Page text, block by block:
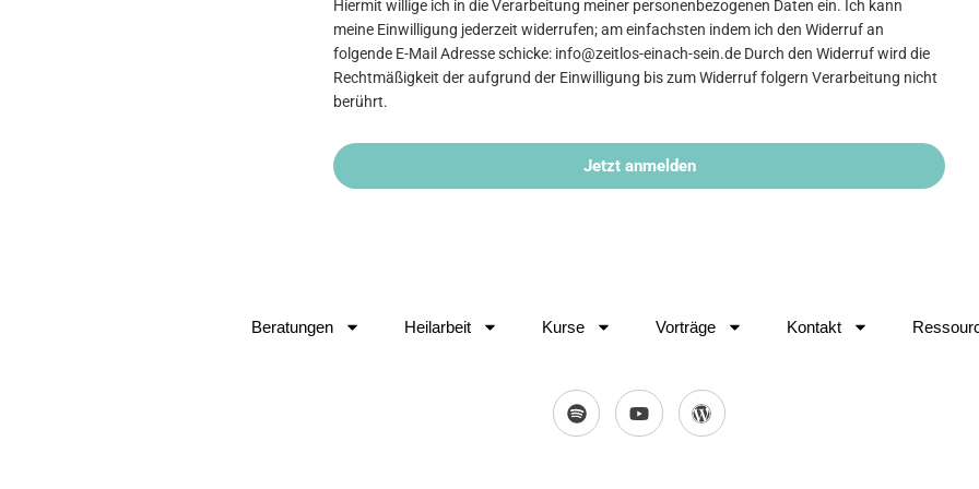
Hiermit willige ich in die Verarbeitung meiner personenbezogenen Daten ein. Ich kann
meine Einwilligung jederzeit widerrufen; am einfachsten indem ich den Widerruf an
folgende E-Mail Adresse schicke: info@zeitlos-einach-sein.de Durch den Widerruf wird die
Rechtmäßigkeit der aufgrund der Einwilligung bis zum Widerruf folgern Verarbeitung nicht
berührt.
Jetzt anmelden
Beratungen Heilarbeit Kurse Vorträge Kontakt